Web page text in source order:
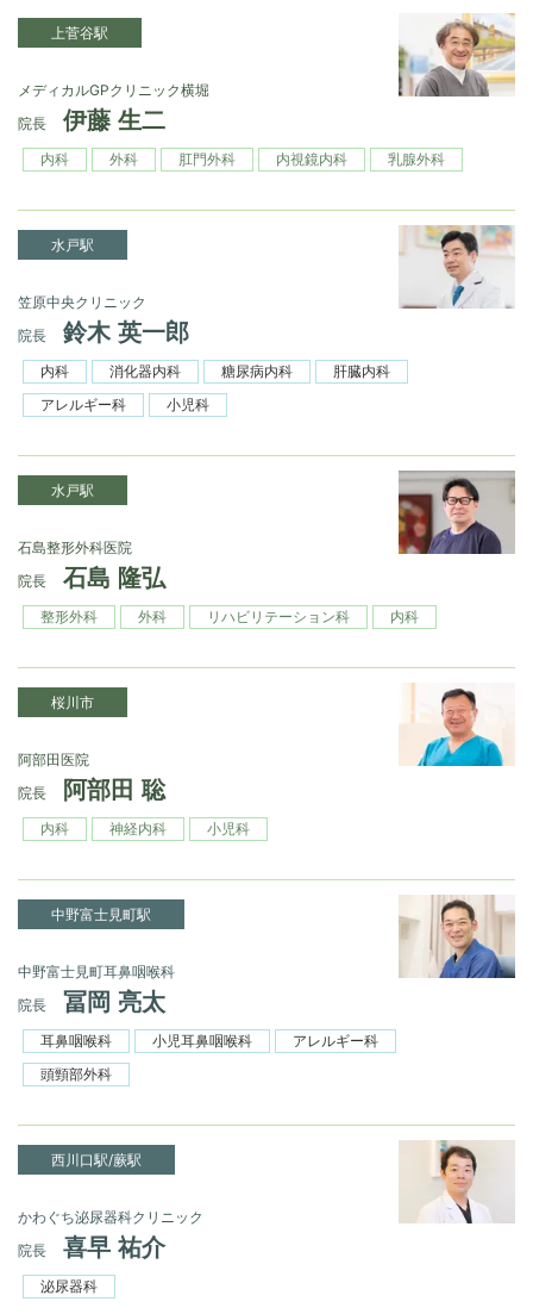
上菅谷駅
メディカルGPクリニック横堀
院長
伊藤 生二
内科 外科 肛門外科 内視鏡内科 乳腺外科
水戸駅
笠原中央クリニック
院長
鈴木 英一郎
内科 消化器内科 糖尿病内科
肝臓内科
アレルギー科
小児科
水戸駅
石島整形外科医院
院長
石島 隆弘
整形外科 外科 リハビリテーション科 内科
桜川市
阿部田医院
院長
阿部田 聡
内科 神経内科 小児科
中野富士見町駅
中野富士見町耳鼻咽喉科
院長
冨岡 亮太
耳鼻咽喉科 小児耳鼻咽喉科
アレルギー科
頭頸部外科
西川口駅/蕨駅
かわぐち泌尿器科クリニック
院長
喜早 祐介
泌尿器科